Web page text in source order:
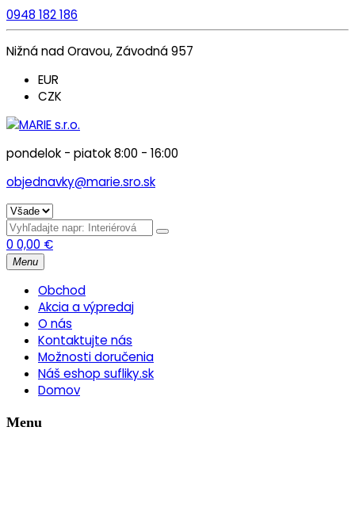
0948 182 186
Nižná nad Oravou, Závodná 957
EUR
CZK
pondelok - piatok 8:00 - 16:00
objednavky@marie.sro.sk
0 0,00 €
Menu
Obchod
Akcia a výpredaj
O nás
Kontaktujte nás
Možnosti doručenia
Náš eshop sufliky.sk
Domov
Menu